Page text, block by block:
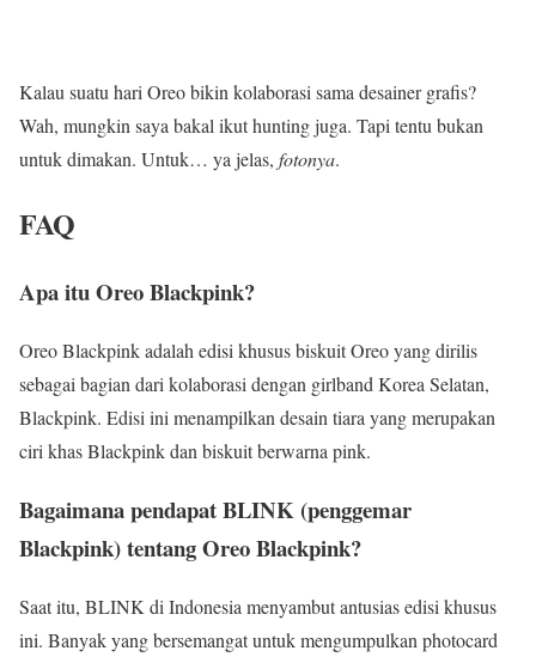
Kalau suatu hari Oreo bikin kolaborasi sama desainer grafis?
Wah, mungkin saya bakal ikut hunting juga. Tapi tentu bukan
untuk dimakan. Untuk… ya jelas, fotonya.
FAQ
Apa itu Oreo Blackpink?
Oreo Blackpink adalah edisi khusus biskuit Oreo yang dirilis
sebagai bagian dari kolaborasi dengan girlband Korea Selatan,
Blackpink. Edisi ini menampilkan desain tiara yang merupakan
ciri khas Blackpink dan biskuit berwarna pink.
Bagaimana pendapat BLINK (penggemar
Blackpink) tentang Oreo Blackpink?
Saat itu, BLINK di Indonesia menyambut antusias edisi khusus
ini. Banyak yang bersemangat untuk mengumpulkan photocard